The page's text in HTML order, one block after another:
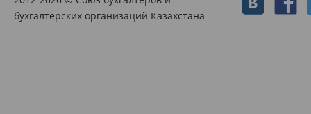
бухгалтерских организаций Казахстана